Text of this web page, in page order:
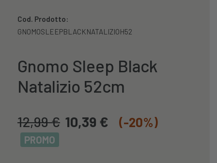
Cod. Prodotto:
GNOMOSLEEPBLACKNATALIZIOH52
Gnomo Sleep Black
Natalizio 52cm
12,99€ 10,39 € (-20%)
PROMO